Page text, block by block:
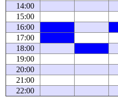
14:00
15:00
16:00
17:00
18:00
19:00
20:00
21:00
22:00